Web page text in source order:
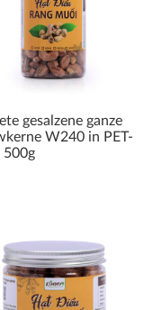
gesalzene ganze
W240 in PET-
500g